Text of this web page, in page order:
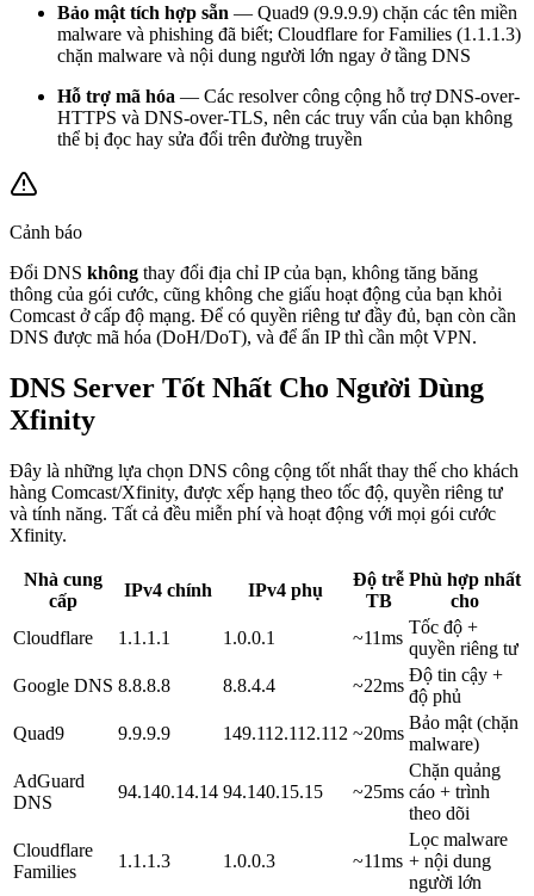
Bảo mật tích hợp sẵn — Quad9 (9.9.9.9) chặn các tên miền
malware và phishing đã biết; Cloudflare for Families (1.1.1.3)
chặn malware và nội dung người lớn ngay ở tầng DNS
Hỗ trợ mã hóa — Các resolver công cộng hỗ trợ DNS-over-
HTTPS và DNS-over-TLS, nên các truy vấn của bạn không
thể bị đọc hay sửa đổi trên đường truyền
Cảnh báo
Đổi DNS không thay đổi địa chỉ IP của bạn, không tăng băng
thông của gói cước, cũng không che giấu hoạt động của bạn khỏi
Comcast ở cấp độ mạng. Để có quyền riêng tư đầy đủ, bạn còn cần
DNS được mã hóa (DoH/DoT), và để ẩn IP thì cần một VPN.
DNS Server Tốt Nhất Cho Người Dùng
Xfinity
Đây là những lựa chọn DNS công cộng tốt nhất thay thế cho khách
hàng Comcast/Xfinity, được xếp hạng theo tốc độ, quyền riêng tư
và tính năng. Tất cả đều miễn phí và hoạt động với mọi gói cước
Xfinity.
Nhà cung
cấp
IPv4 chính IPv4 phụ
Độ trễ
TB
Phù hợp nhất
cho
Cloudflare
1.1.1.1 1.0.0.1 ~11ms
Tốc độ +
quyền riêng tư
Google DNS 8.8.8.8 8.8.4.4 ~22ms
Độ tin cậy +
độ phủ
Quad9
9.9.9.9 149.112.112.112 ~20ms
Bảo mật (chặn
malware)
AdGuard
DNS
94.140.14.14 94.140.15.15 ~25ms
Chặn quảng
cáo + trình
theo dõi
Cloudflare
Families
1.1.1.3 1.0.0.3 ~11ms
Lọc malware
+ nội dung
người lớn